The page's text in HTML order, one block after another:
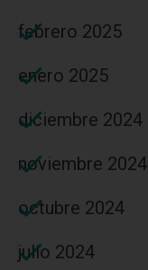
febrero 2025
enero 2025
diciembre 2024
noviembre 2024
octubre 2024
julio 2024